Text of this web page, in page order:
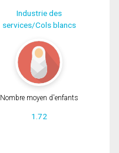
Industrie des
services/Cols blancs
Nombre moyen d'enfants
1.72